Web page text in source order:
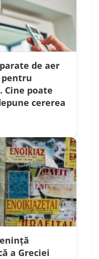
de aer
poate
cererea
a Greciei